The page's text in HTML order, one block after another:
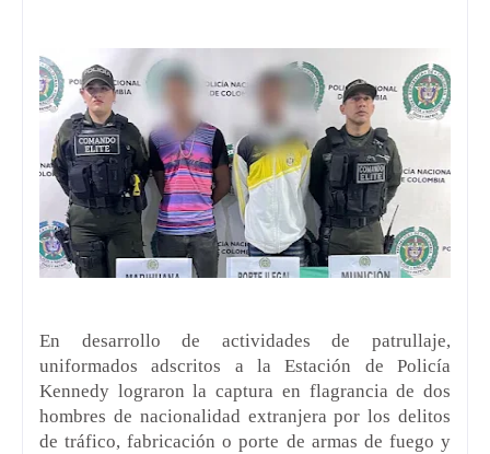
En desarrollo de actividades de patrullaje,
uniformados adscritos a la Estación de Policía
Kennedy lograron la captura en flagrancia de dos
hombres de nacionalidad extranjera por los delitos
de tráfico, fabricación o porte de armas de fuego y